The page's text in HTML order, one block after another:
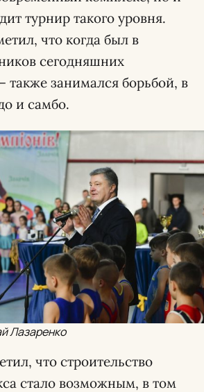
турнир такого уровня.
что когда был в
сегодняшних
также занимался борьбой, в
и самбо.
Лазаренко
что строительство
стало возможным, в том